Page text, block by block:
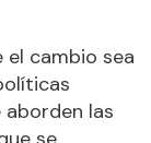
el cambio sea
las